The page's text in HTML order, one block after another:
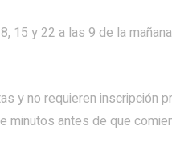
15 y 22 a las 9 de la
y no requieren inscripción
minutos antes de que